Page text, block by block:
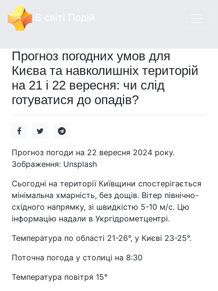
Прогноз погодних умов для
Києва та навколишніх територій
на 21 і 22 вересня: чи слід
готуватися до опадів?
Прогноз погоди на 22 вересня 2024 року.
Зображення: Unsplash
Сьогодні на території Київщини спостерігається
мінімальна хмарність, без дощів. Вітер північно-
східного напрямку, зі швидкістю 5-10 м/с. Цю
інформацію надали в Укргідрометцентрі.
Температура по області 21-26°, у Києві 23-25°.
Поточна погода у столиці на 8:30
Температура повітря 15°